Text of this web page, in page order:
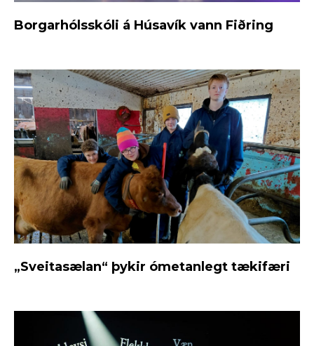
Borgarhólsskóli á Húsavík vann Fiðring
„Sveitasælan“ þykir ómetanlegt tækifæri